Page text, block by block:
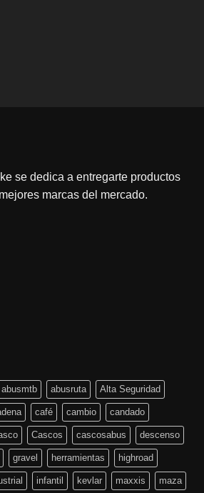
se dedica a entregarte productos
marcas del mercado.
abusmtb abusruta Alta Seguridad
café cambio candado
Cascos cascosabus descenso
gravel herramientas highroad
infantil kevlar maxxis maza